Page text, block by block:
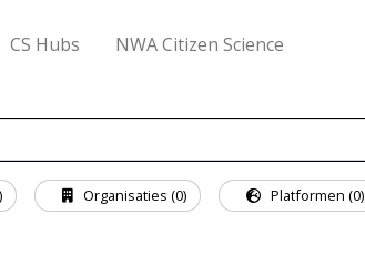
CS Hubs NWA Citizen Science
Organisaties (0) Platformen (0)